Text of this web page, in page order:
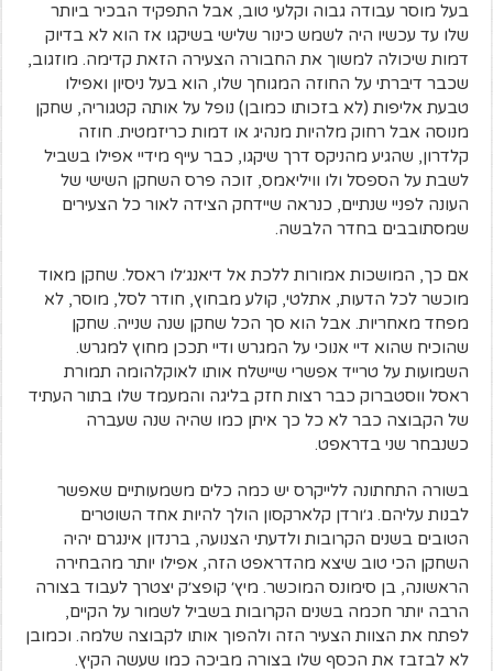
בעל מוסר עבודה גבוה וקלעי טוב, אבל התפקיד הבכיר ביותר
שלו עד עכשיו היה לשמש כינור שלישי בשיקגו אז הוא לא בדיוק
דמות שיכולה למשוך את החבורה הצעירה הזאת קדימה. מוזגוב,
שכבר דיברתי על החוזה המגוחך שלו, הוא בעל ניסיון ואפילו
טבעת אליפות (לא בזכותו כמובן) נופל על אותה קטגוריה, שחקן
מנוסה אבל רחוק מלהיות מנהיג או דמות כריזמטית. חוזה
קלדרון, שהגיע מהניקס דרך שיקגו, כבר עייף מידיי אפילו בשביל
לשבת על הספסל ולו וויליאמס, זוכה פרס השחקן השישי של
העונה לפניי שנתיים, כנראה שיידחק הצידה לאור כל הצעירים
שמסתובבים בחדר הלבשה.
אם כך, המושכות אמורות ללכת אל דיאנג׳לו ראסל. שחקן מאוד
מוכשר לכל הדעות, אתלטי, קולע מבחוץ, חודר לסל, מוסר, לא
מפחד מאחריות. אבל הוא סך הכל שחקן שנה שנייה. שחקן
שהוכיח שהוא דיי אנוכי על המגרש ודיי תככן מחוץ למגרש.
השמועות על טרייד אפשרי שיישלח אותו לאוקלהומה תמורת
ראסל ווסטברוק כבר רצות חזק בליגה והמעמד שלו בתור העתיד
של הקבוצה כבר לא כל כך איתן כמו שהיה שנה שעברה
כשנבחר שני בדראפט.
בשורה התחתונה ללייקרס יש כמה כלים משמעותיים שאפשר
לבנות עליהם. ג׳ורדן קלארקסון הולך להיות אחד השוטרים
הטובים בשנים הקרובות ולדעתי הצנועה, ברנדון אינגרם יהיה
השחקן הכי טוב שיצא מהדראפט הזה, אפילו יותר מהבחירה
הראשונה, בן סימונס המוכשר. מיץ׳ קופצ׳ק יצטרך לעבוד בצורה
הרבה יותר חכמה בשנים הקרובות בשביל לשמור על הקיים,
לפתח את הצוות הצעיר הזה ולהפוך אותו לקבוצה שלמה. וכמובן
לא לבזבז את הכסף שלו בצורה מביכה כמו שעשה הקיץ.